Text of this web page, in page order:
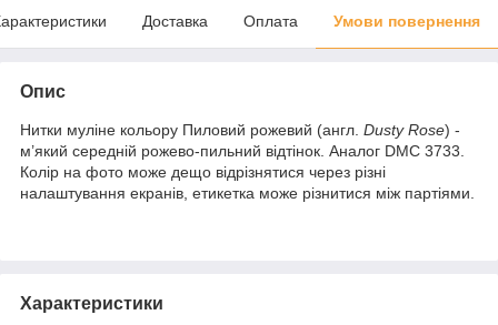
Доставка Оплата Умови повернення
Опис
Нитки муліне кольору Пиловий рожевий (англ. Dusty Rose) -
м’який середній рожево‑пильний відтінок. Аналог DMC 3733.
Колір на фото може дещо відрізнятися через різні
налаштування екранів, етикетка може різнитися між партіями.
Характеристики